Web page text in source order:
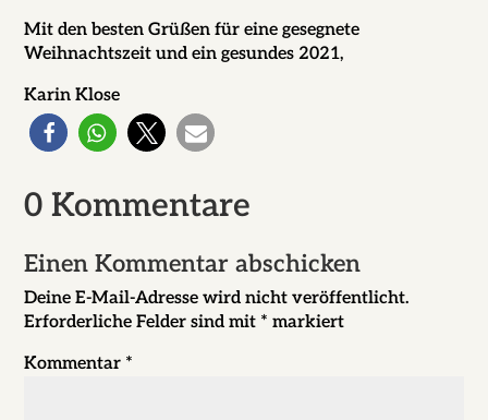
Mit den besten Grüßen für eine gesegnete
Weihnachtszeit und ein gesundes 2021,
Karin Klose
0 Kommentare
Einen Kommentar abschicken
Deine E-Mail-Adresse wird nicht veröffentlicht.
Erforderliche Felder sind mit * markiert
Kommentar *